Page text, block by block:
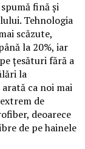
fină și
Tehnologia
scăzute,
la 20%, iar
țesături fără a
la
ca noi mai
de
deoarece
de pe hainele